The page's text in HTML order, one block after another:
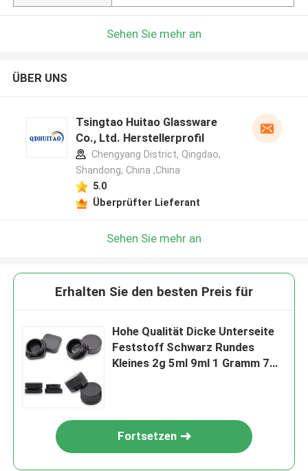
Sehen Sie mehr an
ÜBER UNS
Tsingtao Huitao Glassware
Co., Ltd. Herstellerprofil
Chengyang District, Qingdao,
Shandong, China ,China
5.0
Überprüfter Lieferant
Sehen Sie mehr an
Erhalten Sie den besten Preis für
Hohe Qualität Dicke Unterseite
Feststoff Schwarz Rundes
Kleines 2g 5ml 9ml 1 Gramm 7ml
Fortsetzen